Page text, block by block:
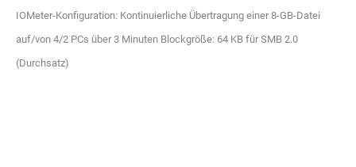
IOMeter-Konfiguration: Kontinuierliche Übertragung einer 8-GB-Datei
auf/von 4/2 PCs über 3 Minuten Blockgröße: 64 KB für SMB 2.0
(Durchsatz)